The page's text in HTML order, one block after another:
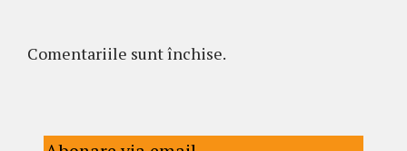
Comentariile sunt închise.